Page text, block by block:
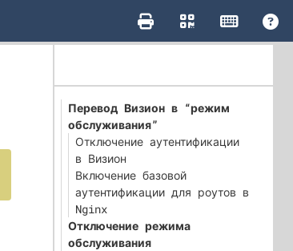
Перевод Визион в “режим
обслуживания”
Отключение аутентификации
в Визион
Включение базовой
аутентификации для роутов в
Nginx
Отключение режима
обслуживания